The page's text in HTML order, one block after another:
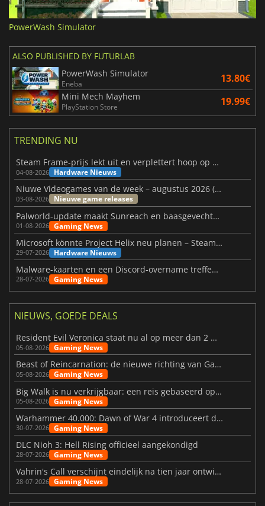
PowerWash Simulator
ALSO PUBLISHED BY FUTURLAB
PowerWash Simulator
Eneba 13.80€
Mini Mech Mayhem
PlayStation Store 19.99€
TRENDING NU
Steam Frame-prijs lekt uit en verplettert hoop op betaalbare VR
04-08-2026 Hardware Nieuws
Niuwe Videogames van de week – augustus 2026 (week 32)
03-08-2026 Nieuwe game releases
Palworld-update maakt Sunreach en baasgevechten stabieler
01-08-2026 Gaming News
Microsoft könnte Project Helix neu planen – Steam-Support wackelt
29-07-2026 Hardware Nieuws
Malware-kaarten en een Discord-overname treffen Meccha Chameleon
28-07-2026 Gaming News
NIEUWS, GOEDE DEALS
Resident Evil Veronica staat nu al op meer dan 2 miljoen verlanglijstjes
05-08-2026 Gaming News
Beast of Reincarnation: de nieuwe richting van Game Freak
05-08-2026 Gaming News
Big Walk is nu verkrijgbaar: een reis gebaseerd op vriendschap
05-08-2026 Gaming News
Warhammer 40.000: Dawn of War 4 introduceert de Necron-factie
30-07-2026 Gaming News
DLC Nioh 3: Hell Rising officieel aangekondigd
28-07-2026 Gaming News
Vahrin's Call verschijnt eindelijk na tien jaar ontwikkeling
28-07-2026 Gaming News